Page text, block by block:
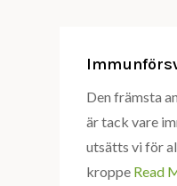
Den främsta
är tack vare
utsätts vi för
kroppe Read